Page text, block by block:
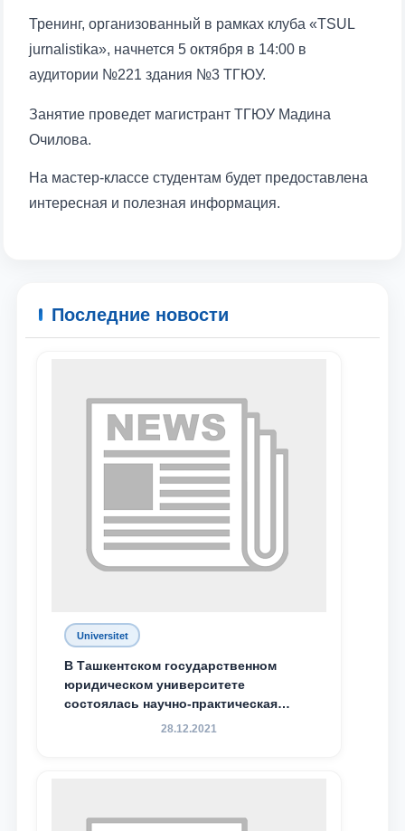
Ваше имя и фамилия
Ваш номер телефона
отправить
Тренинг, организованный в рамках клуба «TSUL
jurnalistika», начнется 5 октября в 14:00 в
аудитории №221 здания №3 ТГЮУ.
Занятие проведет магистрант ТГЮУ Мадина
Очилова.
На мастер-классе студентам будет предоставлена
интересная и полезная информация.
Последние новости
Universitet
В Ташкентском государственном
юридическом университете
состоялась научно-практическая
конференция магистрантов
28.12.2021